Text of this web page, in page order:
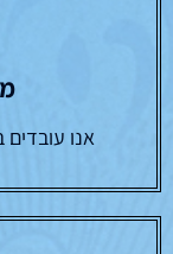
אנו